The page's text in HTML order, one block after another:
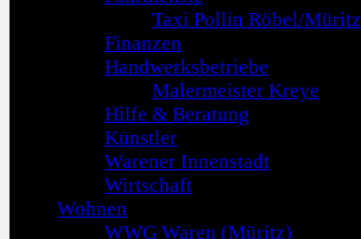
Taxi Pollin Röbel/Müritz
Finanzen
Handwerksbetriebe
Malermeister Kreye
Hilfe & Beratung
Künstler
Warener Innenstadt
Wirtschaft
Wohnen
WWG Waren (Müritz)